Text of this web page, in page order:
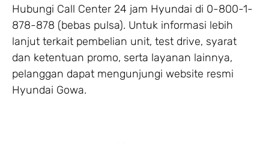
Hubungi Call Center 24 jam Hyundai di 0-800-1-
878-878 (bebas pulsa). Untuk informasi lebih
lanjut terkait pembelian unit, test drive, syarat
dan ketentuan promo, serta layanan lainnya,
pelanggan dapat mengunjungi website resmi
Hyundai Gowa.